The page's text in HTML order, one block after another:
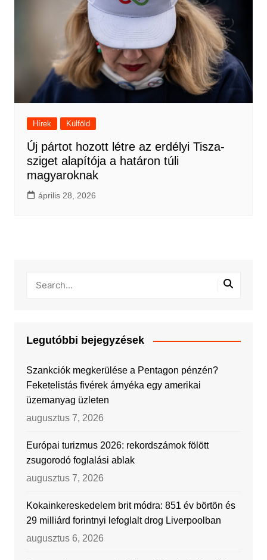
Hírek Külföld
Új pártot hozott létre az erdélyi Tisza-
sziget alapítója a határon túli
magyaroknak
április 28, 2026
Legutóbbi bejegyzések
Szankciók megkerülése a Pentagon pénzén?
Feketelistás fivérek árnyéka egy amerikai
üzemanyag üzleten
augusztus 7, 2026
Európai turizmus 2026: rekordszámok fölött
zsugorodó foglalási ablak
augusztus 7, 2026
Kokainkereskedelem brit módra: 851 év börtön és
29 milliárd forintnyi lefoglalt drog Liverpoolban
augusztus 6, 2026